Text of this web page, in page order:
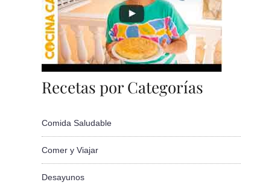
Recetas por Categorías
Comida Saludable
Comer y Viajar
Desayunos